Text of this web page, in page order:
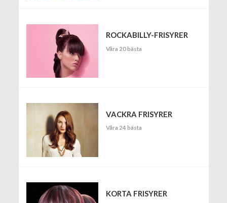
ROCKABILLY-FRISYRER
Våra 20 bästa
VACKRA FRISYRER
Våra 24 bästa
KORTA FRISYRER